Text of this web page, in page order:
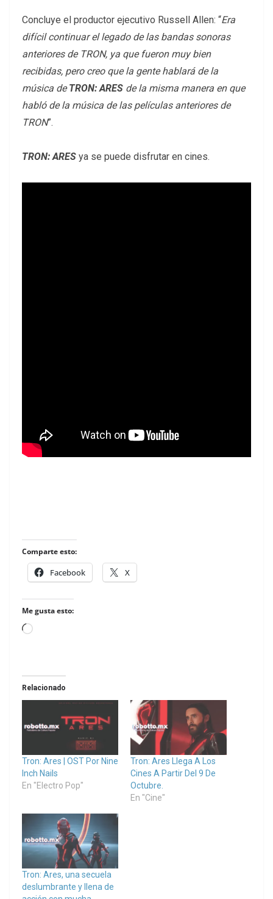
Concluye el productor ejecutivo Russell Allen: “Era
difícil continuar el legado de las bandas sonoras
anteriores de TRON, ya que fueron muy bien
recibidas, pero creo que la gente hablará de la
música deTRON: ARES de la misma manera en que
habló de la música de las películas anteriores de
TRON”.
TRON: ARES ya se puede disfrutar en cines.
Comparte esto:
Facebook X
Me gusta esto:
Loading…
Relacionado
Tron: Ares | OST Por Nine
Inch Nails
En "Electro Pop"
Tron: Ares Llega A Los
Cines A Partir Del 9 De
Octubre.
En "Cine"
Tron: Ares, una secuela
deslumbrante y llena de